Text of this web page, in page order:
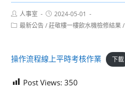
Post
author:
人事室
Post
published:
2024-05-01
Post最新公告 / 莊敬樓一樓飲水機檢修結果 /
操作流程線上平時考核作業 下載
Post Views: 350